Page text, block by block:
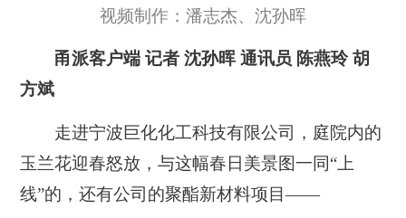
视频制作：潘志杰、沈孙晖
甬派客户端 记者 沈孙晖 通讯员 陈燕玲 胡
方斌
走进宁波巨化化工科技有限公司，庭院内的
玉兰花迎春怒放，与这幅春日美景图一同“上
线”的，还有公司的聚酯新材料项目——